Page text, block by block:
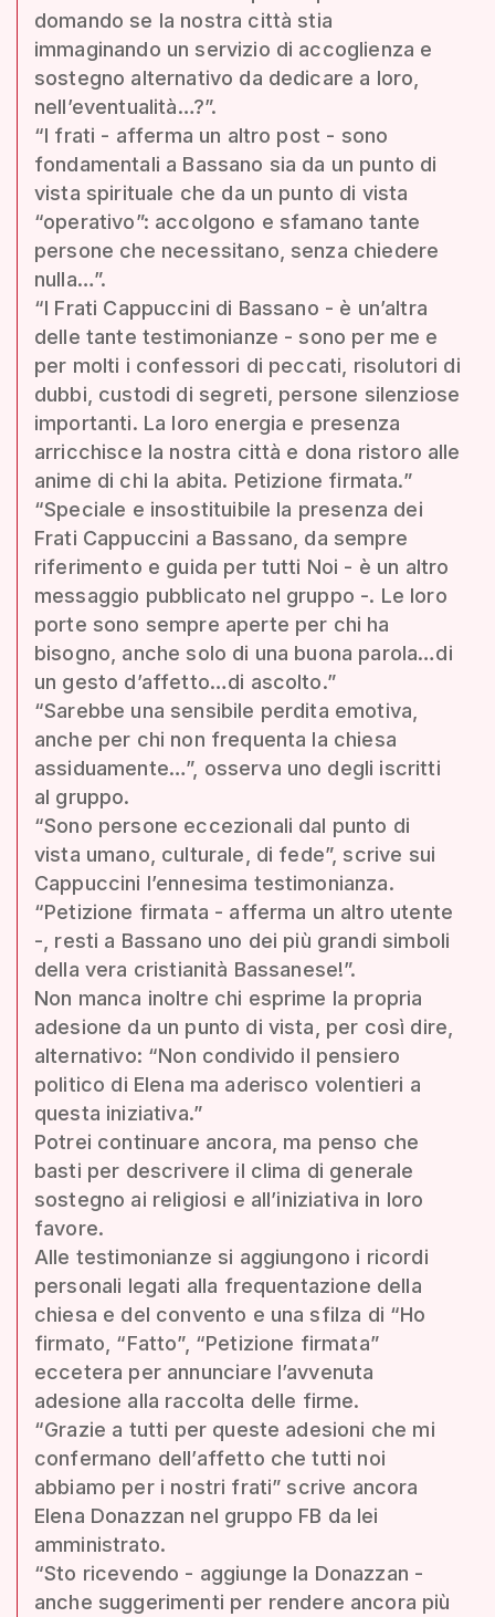
domando se la nostra città stia
immaginando un servizio di accoglienza e
sostegno alternativo da dedicare a loro,
nell’eventualità…?”.
“I frati - afferma un altro post - sono
fondamentali a Bassano sia da un punto di
vista spirituale che da un punto di vista
“operativo”: accolgono e sfamano tante
persone che necessitano, senza chiedere
nulla…”.
“I Frati Cappuccini di Bassano - è un’altra
delle tante testimonianze - sono per me e
per molti i confessori di peccati, risolutori di
dubbi, custodi di segreti, persone silenziose
importanti. La loro energia e presenza
arricchisce la nostra città e dona ristoro alle
anime di chi la abita. Petizione firmata.”
“Speciale e insostituibile la presenza dei
Frati Cappuccini a Bassano, da sempre
riferimento e guida per tutti Noi - è un altro
messaggio pubblicato nel gruppo -. Le loro
porte sono sempre aperte per chi ha
bisogno, anche solo di una buona parola…di
un gesto d’affetto…di ascolto.”
“Sarebbe una sensibile perdita emotiva,
anche per chi non frequenta la chiesa
assiduamente…”, osserva uno degli iscritti
al gruppo.
“Sono persone eccezionali dal punto di
vista umano, culturale, di fede”, scrive sui
Cappuccini l’ennesima testimonianza.
“Petizione firmata - afferma un altro utente
-, resti a Bassano uno dei più grandi simboli
della vera cristianità Bassanese!”.
Non manca inoltre chi esprime la propria
adesione da un punto di vista, per così dire,
alternativo: “Non condivido il pensiero
politico di Elena ma aderisco volentieri a
questa iniziativa.”
Potrei continuare ancora, ma penso che
basti per descrivere il clima di generale
sostegno ai religiosi e all’iniziativa in loro
favore.
Alle testimonianze si aggiungono i ricordi
personali legati alla frequentazione della
chiesa e del convento e una sfilza di “Ho
firmato, “Fatto”, “Petizione firmata”
eccetera per annunciare l’avvenuta
adesione alla raccolta delle firme.
“Grazie a tutti per queste adesioni che mi
confermano dell’affetto che tutti noi
abbiamo per i nostri frati” scrive ancora
Elena Donazzan nel gruppo FB da lei
amministrato.
“Sto ricevendo - aggiunge la Donazzan -
anche suggerimenti per rendere ancora più